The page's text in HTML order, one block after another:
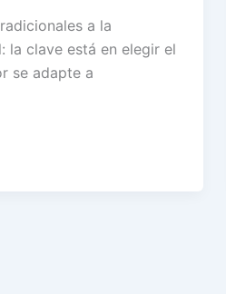
a la
la clave está en elegir el
se adapte a